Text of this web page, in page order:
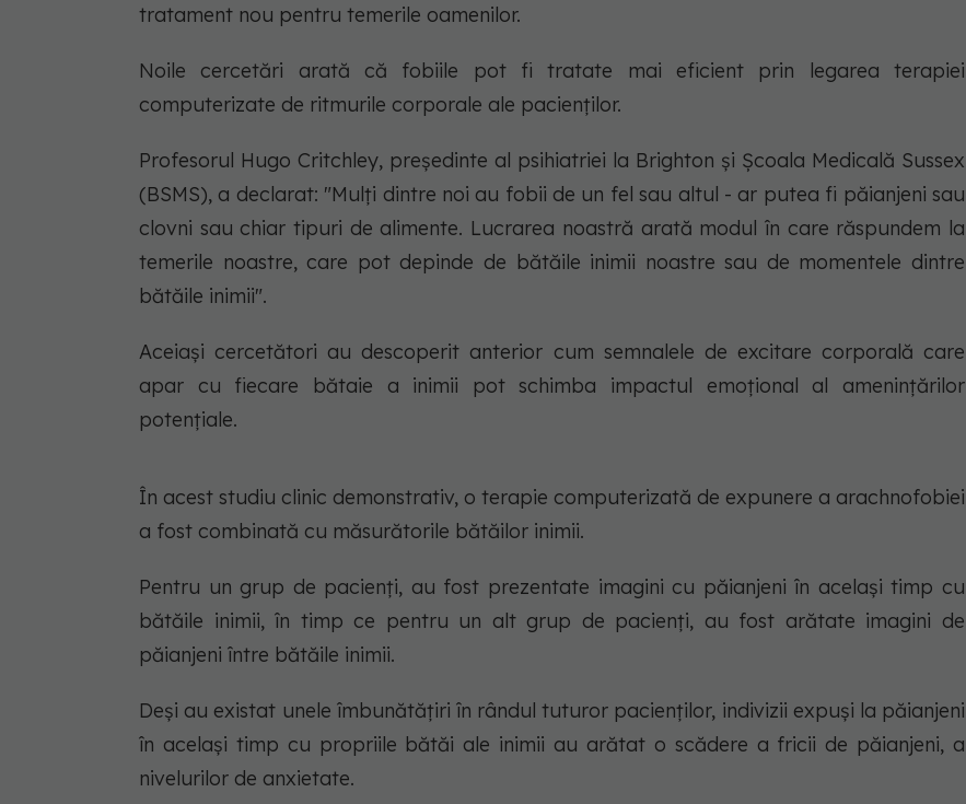
tratament nou pentru temerile oamenilor.
Noile cercetări arată că fobiile pot fi tratate mai eficient prin legarea terapiei
computerizate de ritmurile corporale ale pacienților.
Profesorul Hugo Critchley, președinte al psihiatriei la Brighton și Școala Medicală Sussex
(BSMS), a declarat: "Mulți dintre noi au fobii de un fel sau altul - ar putea fi păianjeni sau
clovni sau chiar tipuri de alimente. Lucrarea noastră arată modul în care răspundem la
temerile noastre, care pot depinde de bătăile inimii noastre sau de momentele dintre
bătăile inimii".
Aceiași cercetători au descoperit anterior cum semnalele de excitare corporală care
apar cu fiecare bătaie a inimii pot schimba impactul emoțional al amenințărilor
potențiale.
În acest studiu clinic demonstrativ, o terapie computerizată de expunere a arachnofobiei
a fost combinată cu măsurătorile bătăilor inimii.
Pentru un grup de pacienți, au fost prezentate imagini cu păianjeni în același timp cu
bătăile inimii, în timp ce pentru un alt grup de pacienți, au fost arătate imagini de
păianjeni între bătăile inimii.
Deși au existat unele îmbunătățiri în rândul tuturor pacienților, indivizii expuși la păianjeni
în același timp cu propriile bătăi ale inimii au arătat o scădere a fricii de păianjeni, a
nivelurilor de anxietate.